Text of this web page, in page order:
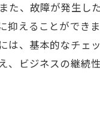
ップさせる方法
響
を早める
する方法
、故障が発生し
えることができ
、基本的なチェ
ビジネスの継続